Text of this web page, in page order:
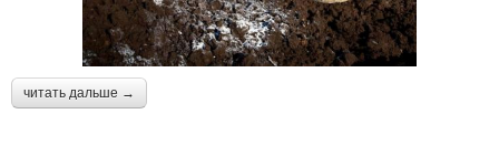
читать дальше →